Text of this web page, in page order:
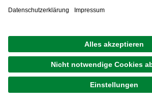
Für Arbeiten an der Elektroinstallation
isoliertes Werkzeug verwenden, um die
Stromschlags auszuschließen. Bei den
für Elektroarbeiten muss die Isolation